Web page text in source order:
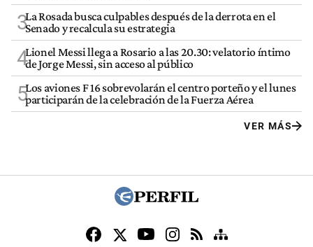
3La Rosada busca culpables después de la derrota en el
Senado y recalcula su estrategia
4Lionel Messi llega a Rosario a las 20.30: velatorio íntimo
de Jorge Messi, sin acceso al público
5Los aviones F 16 sobrevolarán el centro porteño y el lunes
participarán de la celebración de la Fuerza Aérea
VER MÁS